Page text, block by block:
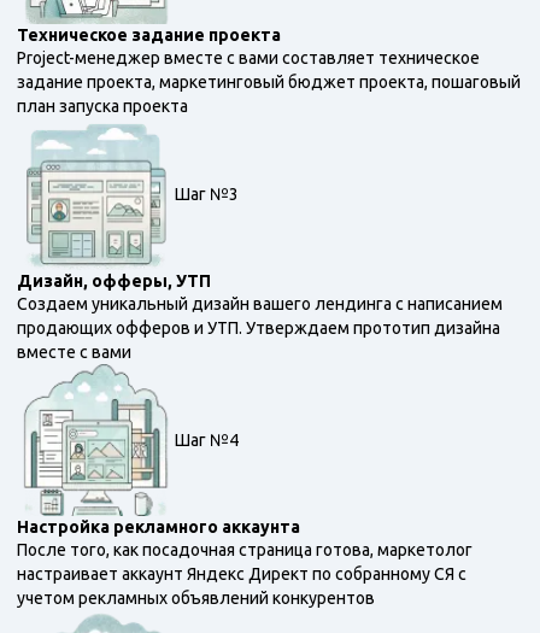
Техническое задание проекта
Project-менеджер вместе с вами составляет техническое
задание проекта, маркетинговый бюджет проекта, пошаговый
план запуска проекта
Шаг №3
Дизайн, офферы, УТП
Создаем уникальный дизайн вашего лендинга с написанием
продающих офферов и УТП. Утверждаем прототип дизайна
вместе с вами
Шаг №4
Настройка рекламного аккаунта
После того, как посадочная страница готова, маркетолог
настраивает аккаунт Яндекс Директ по собранному СЯ с
учетом рекламных объявлений конкурентов